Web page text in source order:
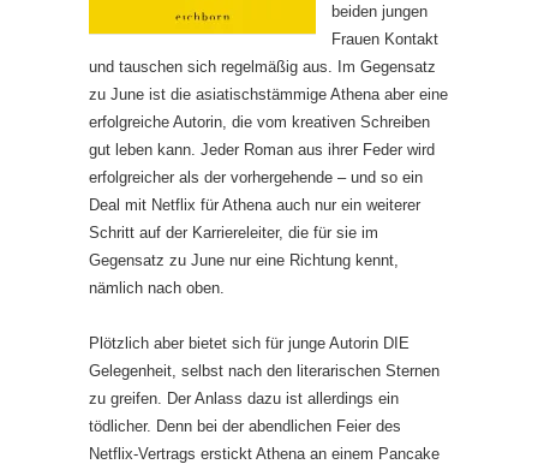
beiden jungen
Frauen Kontakt
und tauschen sich regelmäßig aus. Im Gegensatz
zu June ist die asiatischstämmige Athena aber eine
erfolgreiche Autorin, die vom kreativen Schreiben
gut leben kann. Jeder Roman aus ihrer Feder wird
erfolgreicher als der vorhergehende – und so ein
Deal mit Netflix für Athena auch nur ein weiterer
Schritt auf der Karriereleiter, die für sie im
Gegensatz zu June nur eine Richtung kennt,
nämlich nach oben.
Plötzlich aber bietet sich für junge Autorin DIE
Gelegenheit, selbst nach den literarischen Sternen
zu greifen. Der Anlass dazu ist allerdings ein
tödlicher. Denn bei der abendlichen Feier des
Netflix-Vertrags erstickt Athena an einem Pancake